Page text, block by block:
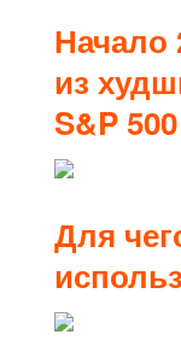
Начало
из
S&P 500
Для